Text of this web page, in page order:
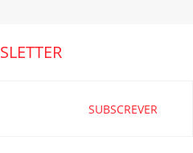
SUBSCREVER